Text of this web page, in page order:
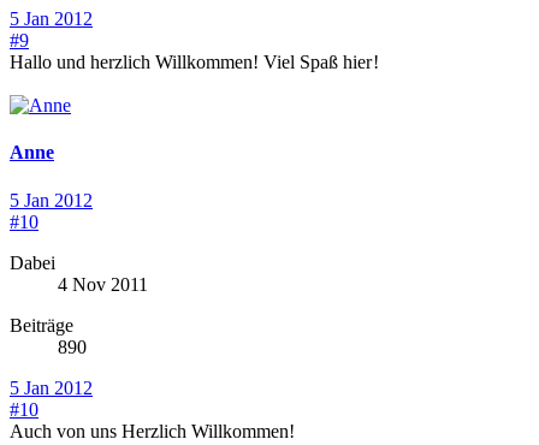
5 Jan 2012
#9
Hallo und herzlich Willkommen! Viel Spaß hier!
Anne
5 Jan 2012
#10
Dabei
4 Nov 2011
Beiträge
890
5 Jan 2012
#10
Auch von uns Herzlich Willkommen!